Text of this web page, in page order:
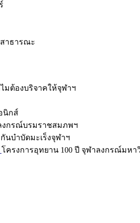
าธารณะ
มต้องบริจาคให้จุฬาฯ
นิกส์
งกรณ์บรมราชสมภพฯ
บำบัดมะเร็งจุฬาฯ
โครงการอุทยาน 100 ปี จุฬาลงกรณ์มหา